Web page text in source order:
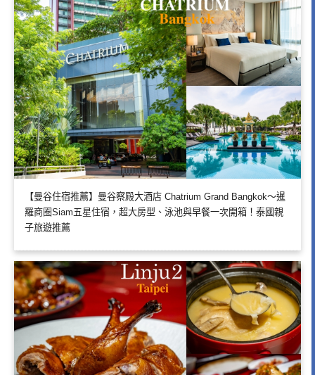
【曼谷住宿推薦】曼谷察殿大酒店 Chatrium Grand Bangkok～暹
羅商圈Siam五星住宿，超大房型、泳池與早餐一次開箱！泰國親
子旅遊推薦